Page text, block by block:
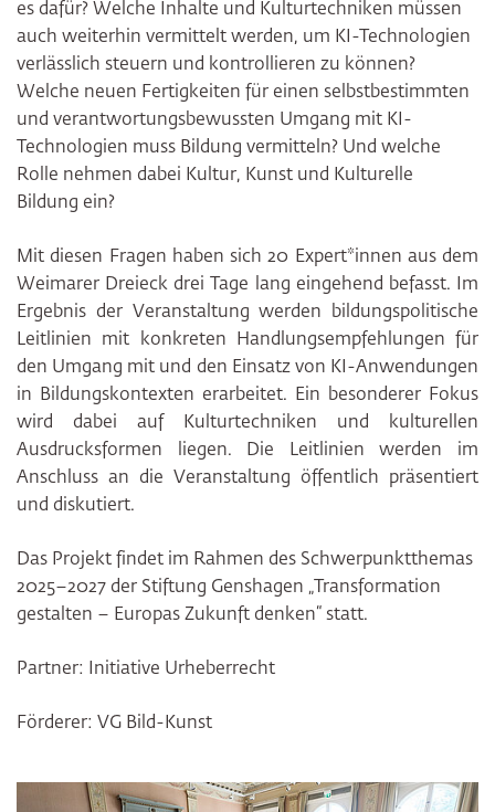
es dafür? Welche Inhalte und Kulturtechniken müssen
auch weiterhin vermittelt werden, um KI-Technologien
verlässlich steuern und kontrollieren zu können?
Welche neuen Fertigkeiten für einen selbstbestimmten
und verantwortungsbewussten Umgang mit KI-
Technologien muss Bildung vermitteln? Und welche
Rolle nehmen dabei Kultur, Kunst und Kulturelle
Bildung ein?
Mit diesen Fragen haben sich 20 Expert*innen aus dem
Weimarer Dreieck drei Tage lang eingehend befasst. Im
Ergebnis der Veranstaltung werden bildungspolitische
Leitlinien mit konkreten Handlungsempfehlungen für
den Umgang mit und den Einsatz von KI-Anwendungen
in Bildungskontexten erarbeitet. Ein besonderer Fokus
wird dabei auf Kulturtechniken und kulturellen
Ausdrucksformen liegen. Die Leitlinien werden im
Anschluss an die Veranstaltung öffentlich präsentiert
und diskutiert.
Das Projekt findet im Rahmen des Schwerpunktthemas
2025–2027 der Stiftung Genshagen „Transformation
gestalten – Europas Zukunft denken“ statt.
Partner: Initiative Urheberrecht
Förderer: VG Bild-Kunst
Bildergalerie überspringen